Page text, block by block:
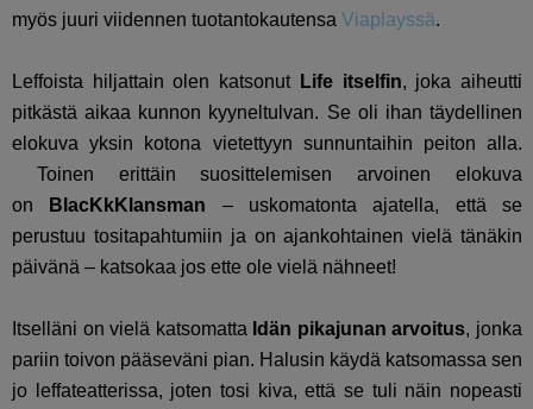
myös juuri viidennen tuotantokautensa Viaplayssä.
Leffoista hiljattain olen katsonut Life itselfin, joka aiheutti
pitkästä aikaa kunnon kyyneltulvan. Se oli ihan täydellinen
elokuva yksin kotona vietettyyn sunnuntaihin peiton alla.
Toinen erittäin suosittelemisen arvoinen elokuva
on
BlacKkKlansman – uskomatonta ajatella, että se
perustuu tositapahtumiin ja on ajankohtainen vielä tänäkin
päivänä – katsokaa jos ette ole vielä nähneet!
Itselläni on vielä katsomatta Idän pikajunan arvoitus, jonka
pariin toivon pääseväni pian. Halusin käydä katsomassa sen
jo leffateatterissa, joten tosi kiva, että se tuli näin nopeasti